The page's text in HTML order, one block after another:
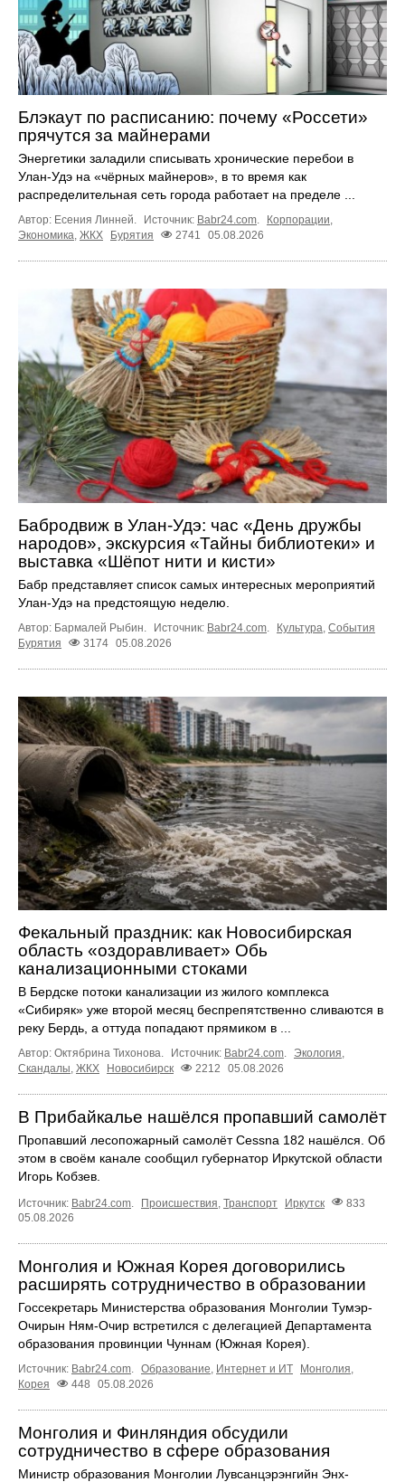
Блэкаут по расписанию: почему «Россети»
прячутся за майнерами
Энергетики заладили списывать хронические перебои в
Улан-Удэ на «чёрных майнеров», в то время как
распределительная сеть города работает на пределе ...
Автор: Есения Линней. Источник: Babr24.com. Корпорации,
Экономика, ЖКХ Бурятия 2741 05.08.2026
Бабродвиж в Улан-Удэ: час «День дружбы
народов», экскурсия «Тайны библиотеки» и
выставка «Шёпот нити и кисти»
Бабр представляет список самых интересных мероприятий
Улан-Удэ на предстоящую неделю.
Автор: Бармалей Рыбин. Источник: Babr24.com Культура События
Бурятия
3174 05.08.2026
Фекальный праздник: как Новосибирская
область «оздоравливает» Обь
канализационными стоками
В Бердске потоки канализации из жилого комплекса
«Сибиряк» уже второй месяц беспрепятственно сливаются в
реку Бердь, а оттуда попадают прямиком в ...
Автор: Октябрина Тихонова. Источник: Babr24.com. Экология,
Скандалы, ЖКХ Новосибирск 2212 05.08.2026
В Прибайкалье нашёлся пропавший самолёт
Пропавший лесопожарный самолёт Cessna 182 нашёлся. Об
этом в своём канале сообщил губернатор Иркутской области
Игорь Кобзев.
Источник: Babr24.com Происшествия Транспорт Иркутск
833
05.08.2026
Монголия и Южная Корея договорились
расширять сотрудничество в образовании
Госсекретарь Министерства образования Монголии Тумэр-
Очирын Ням-Очир встретился с делегацией Департамента
образования провинции Чуннам (Южная Корея).
Источник: Babr24.com Образование Интернет и ИТ Монголия
Корея
448 05.08.2026
Монголия и Финляндия обсудили
сотрудничество в сфере образования
Министр образования Монголии Лувсанцэрэнгийн Энх-